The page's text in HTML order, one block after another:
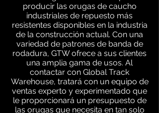
producir las orugas de caucho
industriales de repuesto más
resistentes disponibles en la industria
de la construcción actual. Con una
variedad de patrones de banda de
rodadura, GTW ofrece a sus clientes
una amplia gama de usos. Al
contactar con Global Track
Warehouse, tratará con un equipo de
ventas experto y experimentado que
le proporcionará un presupuesto de
las orugas que necesita en tan solo